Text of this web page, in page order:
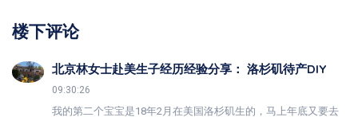
楼下评论
北京林女士赴美生子经历经验分享： 洛杉矶待产DIY
09:30:26
我的第二个宝宝是18年2月在美国洛杉矶生的，马上年底又要去